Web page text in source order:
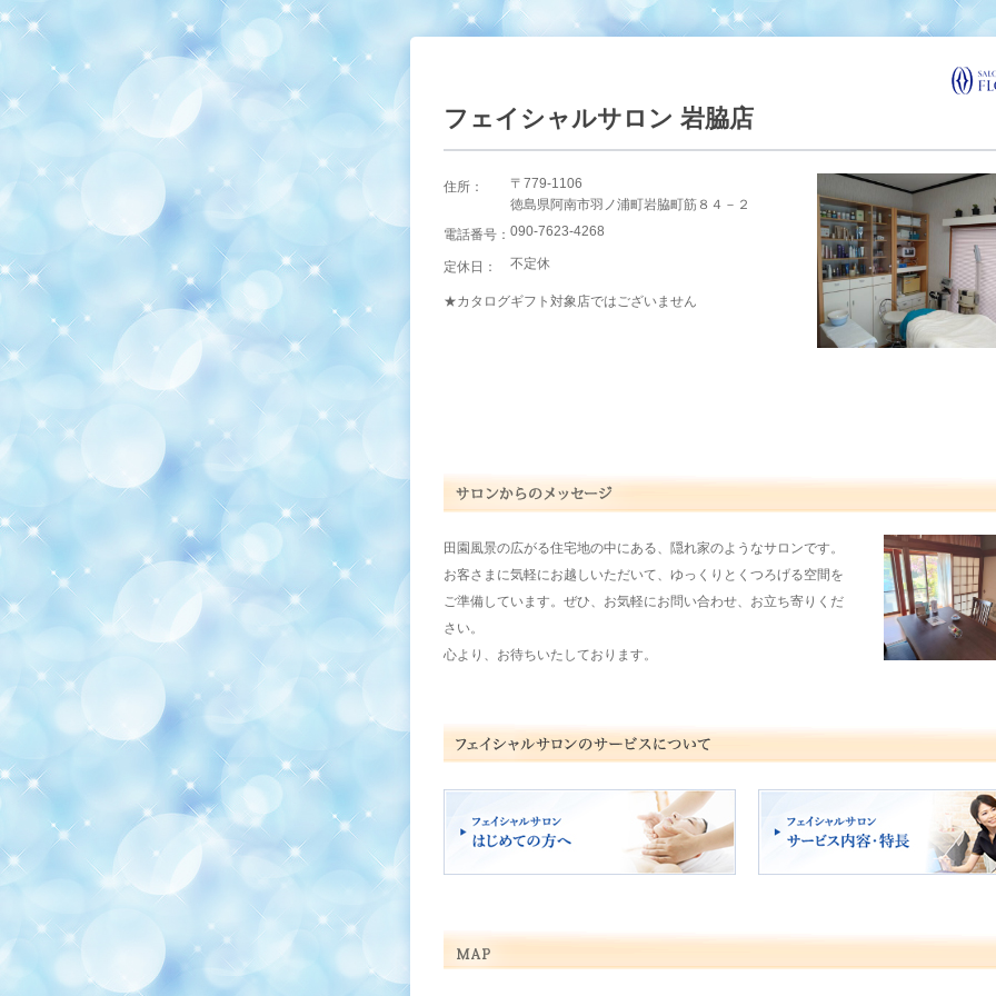
フェイシャルサロン 岩脇店
住所：
〒779-1106
徳島県阿南市羽ノ浦町岩脇町筋８４－２
電話番号： 090-7623-4268
定休日： 不定休
★カタログギフト対象店ではございません
田園風景の広がる住宅地の中にある、隠れ家のようなサロンです。
お客さまに気軽にお越しいただいて、ゆっくりとくつろげる空間を
ご準備しています。ぜひ、お気軽にお問い合わせ、お立ち寄りくだ
さい。
心より、お待ちいたしております。